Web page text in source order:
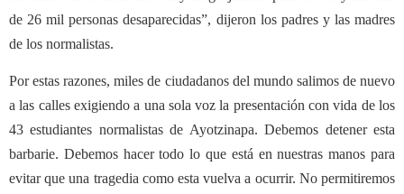
de 26 mil personas desaparecidas”, dijeron los padres y las madres
de los normalistas.
Por estas razones, miles de ciudadanos del mundo salimos de nuevo
a las calles exigiendo a una sola voz la presentación con vida de los
43 estudiantes normalistas de Ayotzinapa. Debemos detener esta
barbarie. Debemos hacer todo lo que está en nuestras manos para
evitar que una tragedia como esta vuelva a ocurrir. No permitiremos